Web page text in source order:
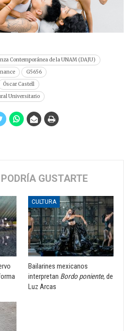
Contemporánea de la UNAM (DAJU)
G5656
Óscar Castell
Universitario
GUSTARTE
CULTURA
Bailarines mexicanos
interpretan Bordo poniente, de
Luz Arcas